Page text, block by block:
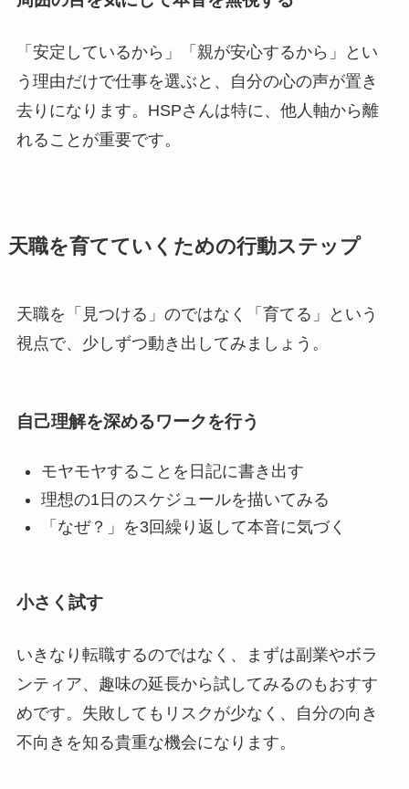
「安定しているから」「親が安心するから」とい
う理由だけで仕事を選ぶと、自分の心の声が置き
去りになります。HSPさんは特に、他人軸から離
れることが重要です。
天職を育てていくための行動ステップ
天職を「見つける」のではなく「育てる」という
視点で、少しずつ動き出してみましょう。
自己理解を深めるワークを行う
モヤモヤすることを日記に書き出す
理想の1日のスケジュールを描いてみる
「なぜ？」を3回繰り返して本音に気づく
小さく試す
いきなり転職するのではなく、まずは副業やボラ
ンティア、趣味の延長から試してみるのもおすす
めです。失敗してもリスクが少なく、自分の向き
不向きを知る貴重な機会になります。